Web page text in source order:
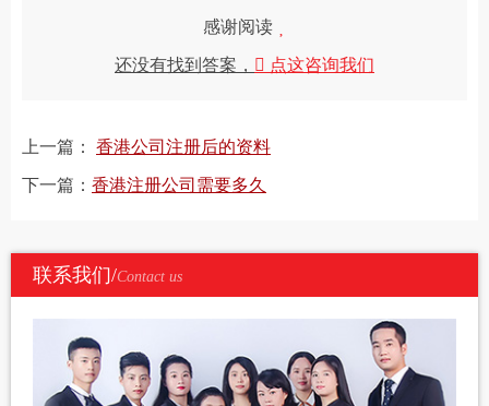
感谢阅读
还没有找到答案， 点这咨询我们
上一篇： 香港公司注册后的资料
下一篇： 香港注册公司需要多久
联系我们/Contact us